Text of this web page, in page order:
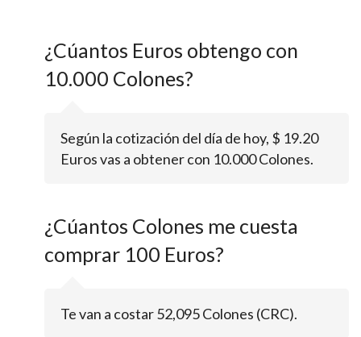
¿Cúantos Euros obtengo con
10.000 Colones?
Según la cotización del día de hoy, $ 19.20
Euros vas a obtener con 10.000 Colones.
¿Cúantos Colones me cuesta
comprar 100 Euros?
Te van a costar 52,095 Colones (CRC).